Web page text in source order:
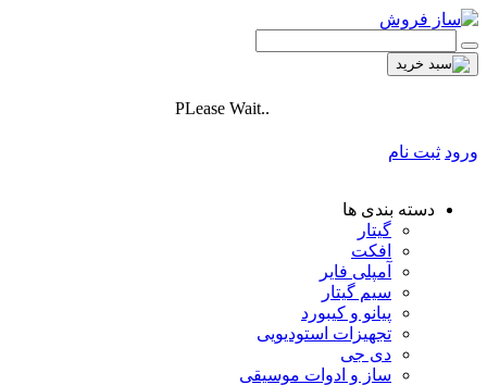
PLease Wait..
ورود ثبت نام
دسته بندی ها
گیتار
افکت
آمپلی فایر
سیم گیتار
پیانو و کیبورد
تجهیزات استودیویی
دی جی
ساز و ادوات موسیقی